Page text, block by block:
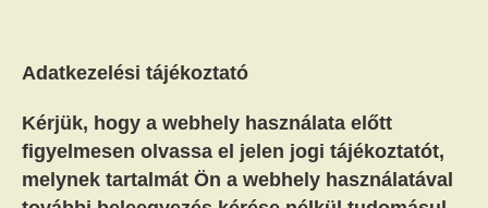
Adatkezelési tájékoztató
Kérjük, hogy a webhely használata előtt
figyelmesen olvassa el jelen jogi tájékoztatót,
melynek tartalmát Ön a webhely használatával